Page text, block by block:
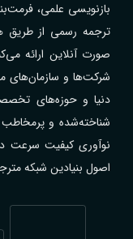
بازنویسی علمی،
ترجمه رسمی از طریق
صورت آنلاین ارائه
دنیا و حوزه‌های
شناخته‌شده و
نوآوری کیفیت سرعت
اصول بنیادین شبکه